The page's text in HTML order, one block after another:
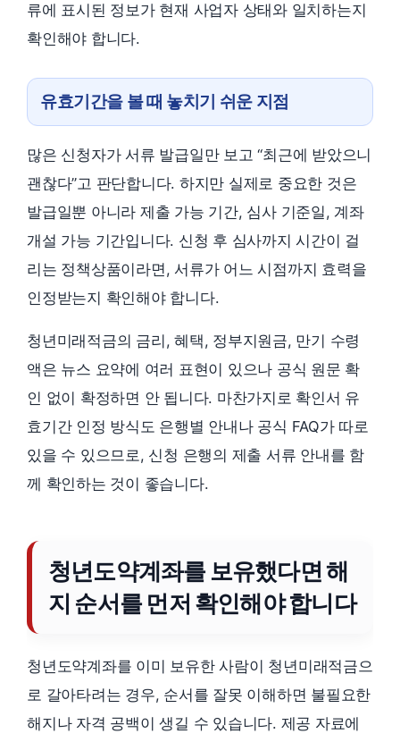
류에 표시된 정보가 현재 사업자 상태와 일치하는지
확인해야 합니다.
유효기간을 볼 때 놓치기 쉬운 지점
많은 신청자가 서류 발급일만 보고 “최근에 받았으니
괜찮다”고 판단합니다. 하지만 실제로 중요한 것은
발급일뿐 아니라 제출 가능 기간, 심사 기준일, 계좌
개설 가능 기간입니다. 신청 후 심사까지 시간이 걸
리는 정책상품이라면, 서류가 어느 시점까지 효력을
인정받는지 확인해야 합니다.
청년미래적금의 금리, 혜택, 정부지원금, 만기 수령
액은 뉴스 요약에 여러 표현이 있으나 공식 원문 확
인 없이 확정하면 안 됩니다. 마찬가지로 확인서 유
효기간 인정 방식도 은행별 안내나 공식 FAQ가 따로
있을 수 있으므로, 신청 은행의 제출 서류 안내를 함
께 확인하는 것이 좋습니다.
청년도약계좌를 보유했다면 해
지 순서를 먼저 확인해야 합니다
청년도약계좌를 이미 보유한 사람이 청년미래적금으
로 갈아타려는 경우, 순서를 잘못 이해하면 불필요한
해지나 자격 공백이 생길 수 있습니다. 제공 자료에